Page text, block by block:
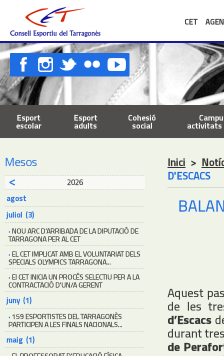
CET
Esport
escolar
Esport
adults
Cohesió
social activitats
Mesos
2026
agost
juliol (3)
·NOU ARC D’ARRIBADA DE LA DIPUTACIÓ DE
TARRAGONA PER AL CET
·EL CET IMPLICAT AMB EL VOLUNTARIAT DELS
SPECIALS OLYMPICS TARRAGONA...
·El CET INICIA UN PROCÉS SELECTIU PER A LA
CONTRACTACIÓ D'UN/A GERENT
juny (1)
· 159 ESPORTISTES DEL TARRAGONÈS
PARTICIPEN A LES FINALS NACIONALS...
maig (1)
Inici >
D'ESCACS
Aquest
de les
d’Escacs
durant
de